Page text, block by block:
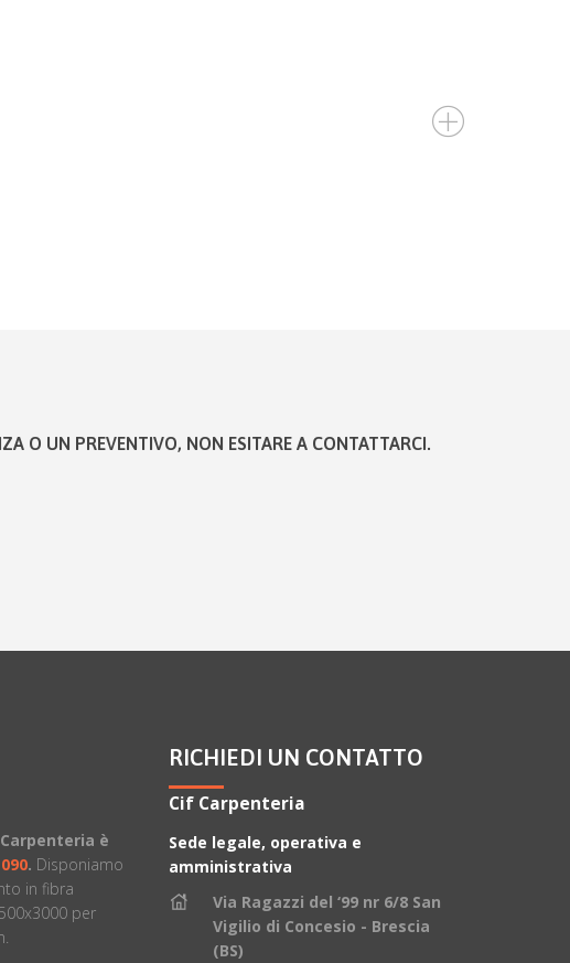
O UN PREVENTIVO, NON ESITARE A CONTATTARCI.
è
. Disponiamo
in fibra
per
RICHIEDI UN CONTATTO
Cif Carpenteria
Sede legale, operativa e
amministrativa
Via Ragazzi del ‘99 nr 6/8 San
Vigilio di Concesio - Brescia
(BS)